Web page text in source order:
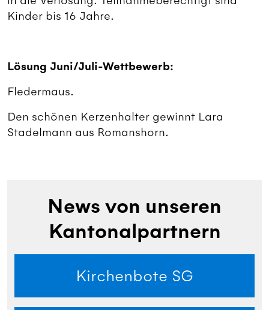
Kinder bis 16 Jahre.
Lösung Juni/Juli-Wettbewerb:
Fledermaus.
Den schönen Kerzenhalter gewinnt Lara
Stadelmann aus Romanshorn.
News von unseren
Kantonalpartnern
Kirchenbote SG